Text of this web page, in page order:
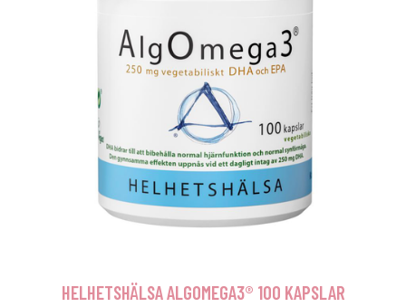
HELHETSHÄLSA ALGOMEGA3® 100 KAPSLAR